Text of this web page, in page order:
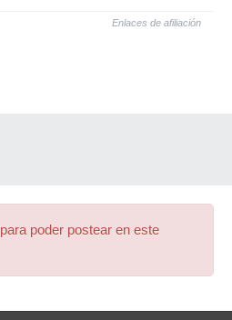
Enlaces de afiliación
para poder postear en este